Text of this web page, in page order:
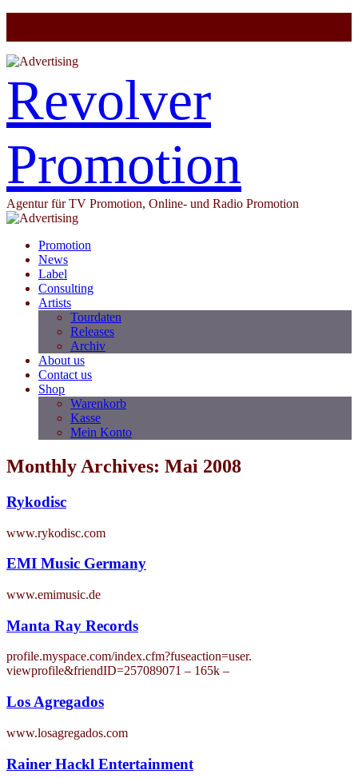
Revolver
Promotion
Agentur für TV Promotion, Online- und Radio Promotion
Promotion
News
Label
Consulting
Artists
Tourdaten
Releases
Archiv
About us
Contact us
Shop
Warenkorb
Kasse
Mein Konto
Monthly Archives: Mai 2008
Rykodisc
www.rykodisc.com
EMI Music Germany
www.emimusic.de
Manta Ray Records
profile.myspace.com/index.cfm?fuseaction=user.
viewprofile&friendID=257089071 – 165k –
Los Agregados
www.losagregados.com
Rainer Hackl Entertainment